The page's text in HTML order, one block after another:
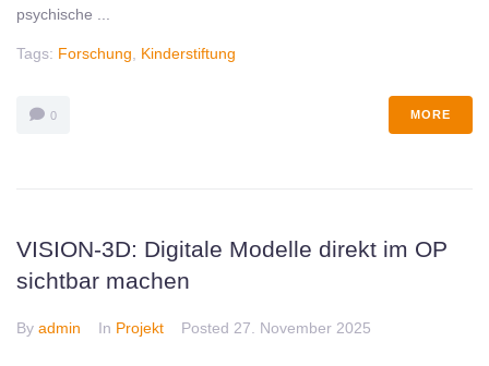
psychische ...
Tags: Forschung Kinderstiftung
0 MORE
VISION-3D: Digitale Modelle direkt im OP
sichtbar machen
By admin In Projekt Posted 27. November 2025